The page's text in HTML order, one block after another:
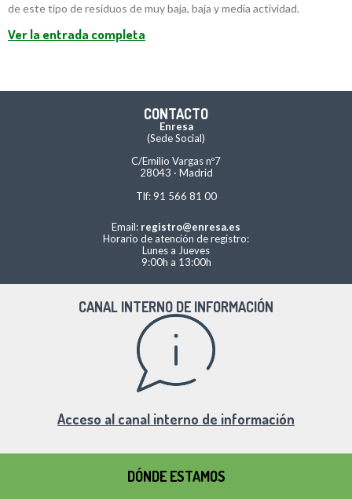
de este tipo de residuos de muy baja, baja y media actividad.
Ver la entrada completa
CONTACTO
Enresa
(Sede Social)
C/Emilio Vargas nº7
28043 · Madrid
Tlf: 91 566 81 00
Email: registro@enresa.es
Horario de atención de registro:
Lunes a Jueves
9:00h a 13:00h
CANAL INTERNO DE INFORMACIÓN
Acceso al canal interno de información
DÓNDE ESTAMOS